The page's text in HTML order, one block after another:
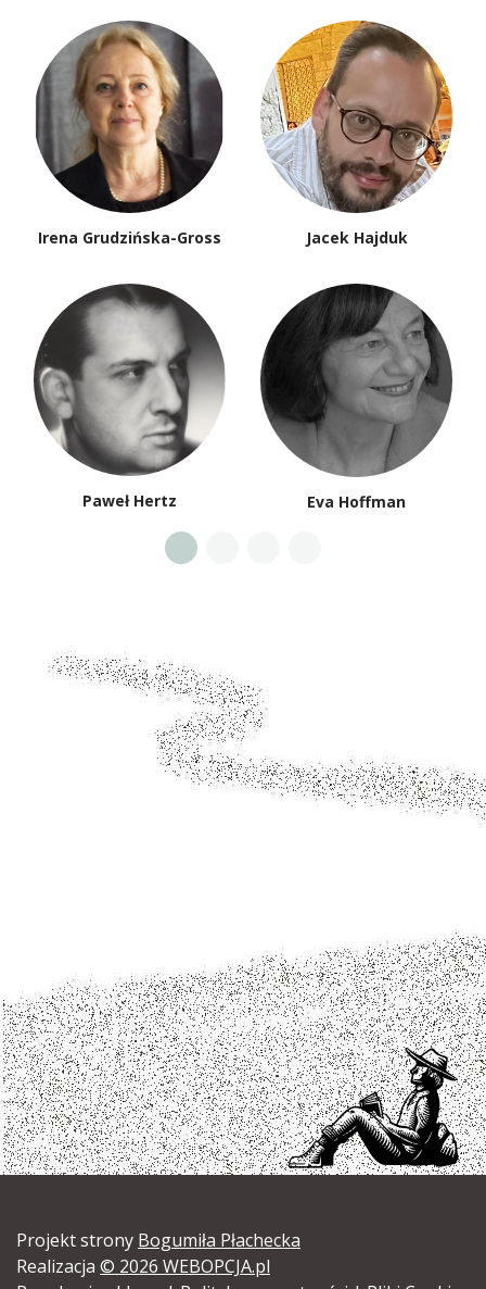
Irena Grudzińska-Gross Jacek Hajduk
Paweł Hertz Eva Hoffman
Projekt strony Bogumiła Płachecka
Realizacja © 2026 WEBOPCJA.pl